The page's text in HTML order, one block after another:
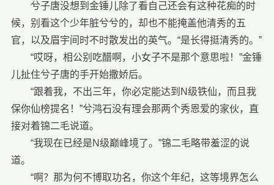
兮子唐没想到金锤儿除了看自己还会有这种花痴的时
候，别看这个少年脏兮兮的，却也不能掩盖他清秀的五
官，以及眉宇间时不时散发出的英气。“是长得挺清秀的。”
“哎呀，相公别吃醋啊，小女子不是那个意思啦！”金锤
儿扯住兮子唐的手开始撒娇后。
“跟着我，不出三年，你必定能达到N级铁仙，而且我
保你仙榜提名！”兮鸿石没有理会那两个秀恩爱的家伙，直
接对着锦二毛说道。
“我现在已经是N级巅峰境了。”锦二毛略带羞涩的说
道。
“啊？那为何不博取功名，你这个年纪，这等境界怎么